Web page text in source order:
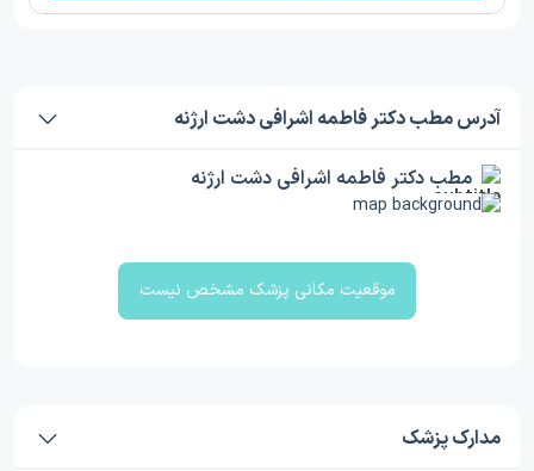
آدرس مطب دکتر فاطمه اشرافی دشت ارژنه
مطب دکتر فاطمه اشرافی دشت ارژنه
موقعیت مکانی پزشک مشخص نیست
مدارک پزشک